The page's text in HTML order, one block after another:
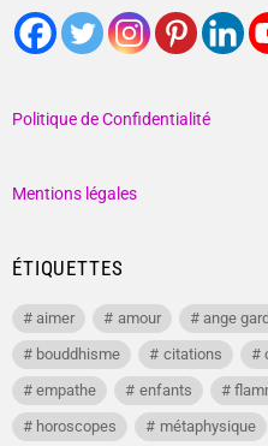
Politique de Confidentialité
Mentions légales
ÉTIQUETTES
aimer amour ange
bouddhisme
citations
empathe
enfants
horoscopes
métaphysique